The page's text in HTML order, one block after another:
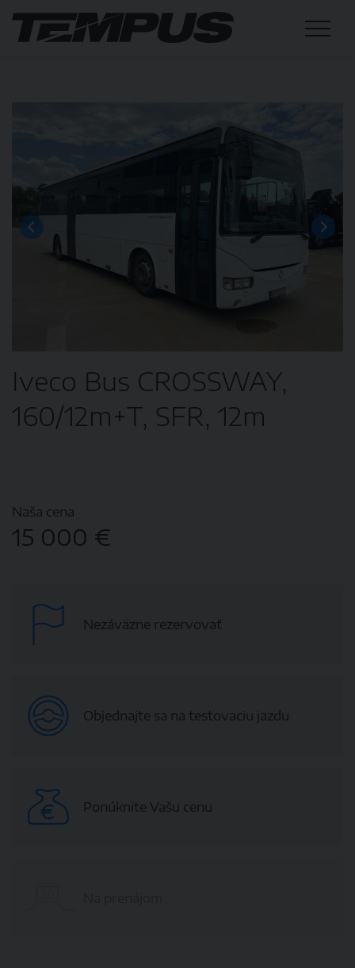
Iveco Bus CROSSWAY,
160/12m+T, SFR, 12m
Naša cena
15 000 €
Nezáväzne rezervovať
Objednajte sa na testovaciu jazdu
Ponúknite Vašu cenu